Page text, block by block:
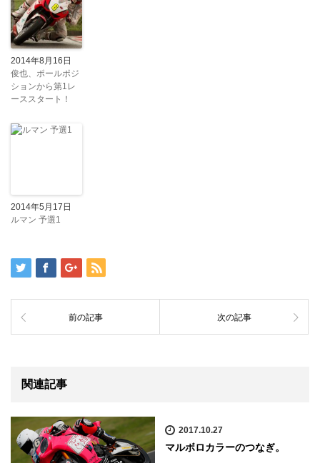
2014年8月16日
俊也、ポールポジ
ションから第1レ
ーススタート！
2014年5月17日
ルマン 予選1
前の記事 次の記事
関連記事
2017.10.27
マルボロカラーのつなぎ。